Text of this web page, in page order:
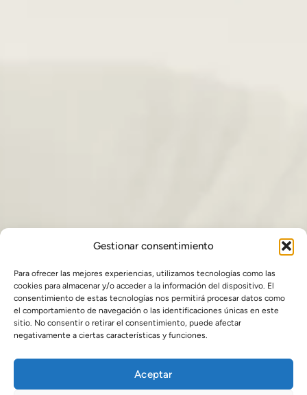
Gestionar consentimiento
Para ofrecer las mejores experiencias, utilizamos tecnologías como las
cookies para almacenar y/o acceder a la información del dispositivo. El
consentimiento de estas tecnologías nos permitirá procesar datos como
el comportamiento de navegación o las identificaciones únicas en este
sitio. No consentir o retirar el consentimiento, puede afectar
negativamente a ciertas características y funciones.
Aceptar